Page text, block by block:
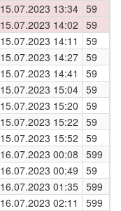
15.07.2023 13:34 59
15.07.2023 14:02 59
15.07.2023 14:11 59
15.07.2023 14:27 59
15.07.2023 14:41 59
15.07.2023 15:04 59
15.07.2023 15:20 59
15.07.2023 15:22 59
15.07.2023 15:52 59
16.07.2023 00:08 599
16.07.2023 00:49 59
16.07.2023 01:35 599
16.07.2023 02:11 599